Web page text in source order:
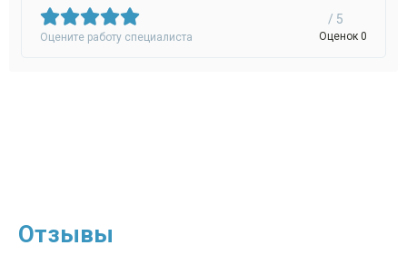
Оцените работу специалиста
/ 5
Оценок 0
Отзывы